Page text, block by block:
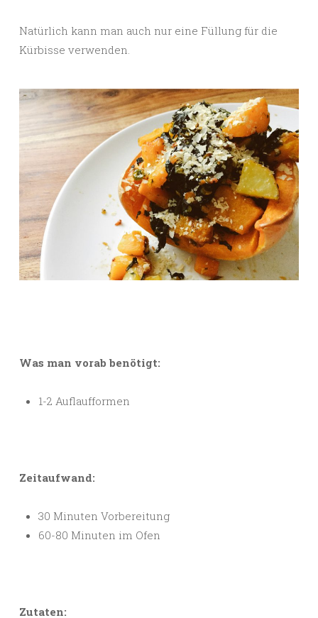
Natürlich kann man auch nur eine Füllung für die
Kürbisse verwenden.
Was man vorab benötigt:
1-2 Auflaufformen
Zeitaufwand:
30 Minuten Vorbereitung
60-80 Minuten im Ofen
Zutaten: